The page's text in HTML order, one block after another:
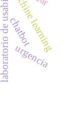
laboratorio de usabilidadmachine learning
chatbot
urgencia